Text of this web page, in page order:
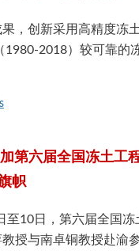
，创新采用高精度冻
2018）较可靠的
第六届全国冻土工
帜
至10日，第六届全国
授与南卓铜教授赴渝